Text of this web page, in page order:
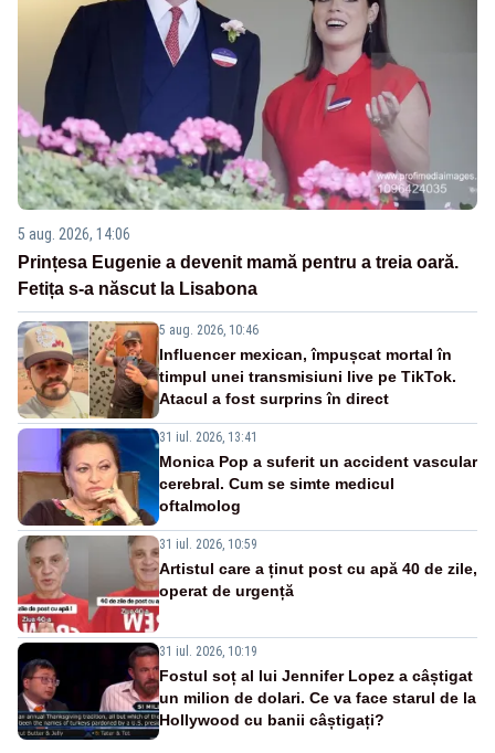
5 aug. 2026, 14:06
Prințesa Eugenie a devenit mamă pentru a treia oară.
Fetița s-a născut la Lisabona
5 aug. 2026, 10:46
Influencer mexican, împușcat mortal în
timpul unei transmisiuni live pe TikTok.
Atacul a fost surprins în direct
31 iul. 2026, 13:41
Monica Pop a suferit un accident vascular
cerebral. Cum se simte medicul
oftalmolog
31 iul. 2026, 10:59
Artistul care a ținut post cu apă 40 de zile,
operat de urgență
31 iul. 2026, 10:19
Fostul soț al lui Jennifer Lopez a câștigat
un milion de dolari. Ce va face starul de la
Hollywood cu banii câștigați?